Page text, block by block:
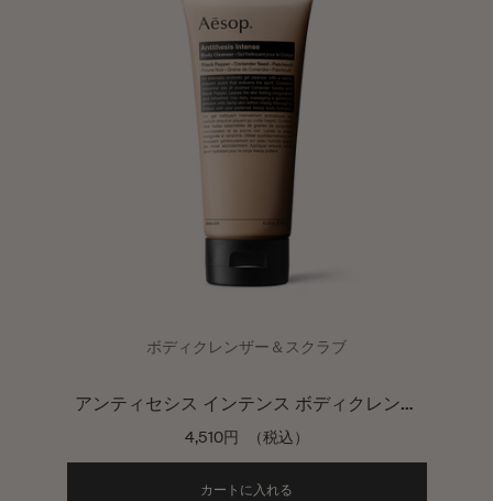
ボディクレンザー＆スクラブ
アンティセシス インテンス ボディクレンザ
4,510円 （税込）
カートに入れる